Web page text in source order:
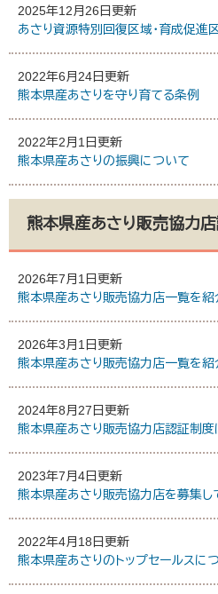
2025年12月26日更新
あさり資源特別回復区域・育成促進
2022年6月24日更新
熊本県産あさりを守り育てる条例
2022年2月1日更新
熊本県産あさりの振興について
熊本県産あさり販売協力
2026年7月1日更新
熊本県産あさり販売協力店一覧を紹
2026年3月1日更新
熊本県産あさり販売協力店一覧を紹
2024年8月27日更新
熊本県産あさり販売協力店認証制度
2023年7月4日更新
熊本県産あさり販売協力店を募集し
2022年4月18日更新
熊本県産あさりのトップセールスに